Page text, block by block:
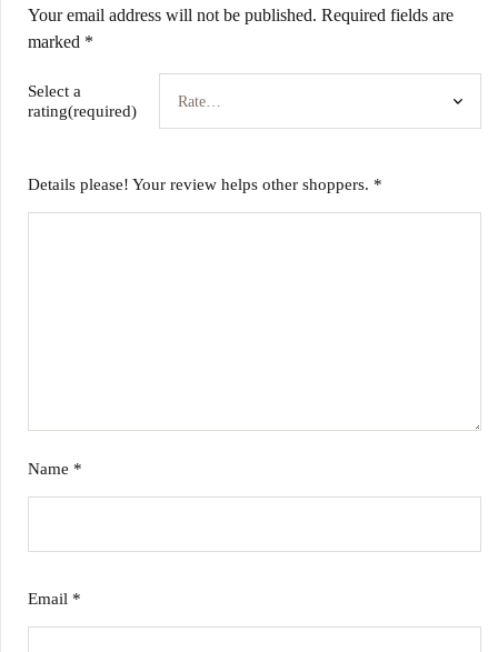
Your email address will not be published. Required fields are
marked *
Select a
rating(required)
Details please! Your review helps other shoppers. *
Name *
Email *